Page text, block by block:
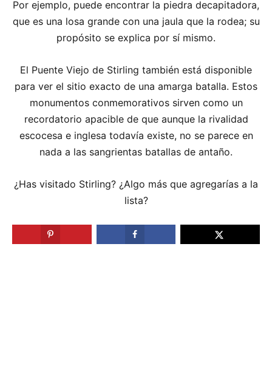
Por ejemplo, puede encontrar la piedra decapitadora,
que es una losa grande con una jaula que la rodea; su
propósito se explica por sí mismo.
El Puente Viejo de Stirling también está disponible
para ver el sitio exacto de una amarga batalla. Estos
monumentos conmemorativos sirven como un
recordatorio apacible de que aunque la rivalidad
escocesa e inglesa todavía existe, no se parece en
nada a las sangrientas batallas de antaño.
¿Has visitado Stirling? ¿Algo más que agregarías a la
lista?